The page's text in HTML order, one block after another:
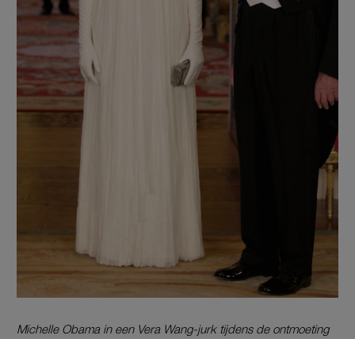
Michelle Obama in een Vera Wang-jurk tijdens de ontmoeting